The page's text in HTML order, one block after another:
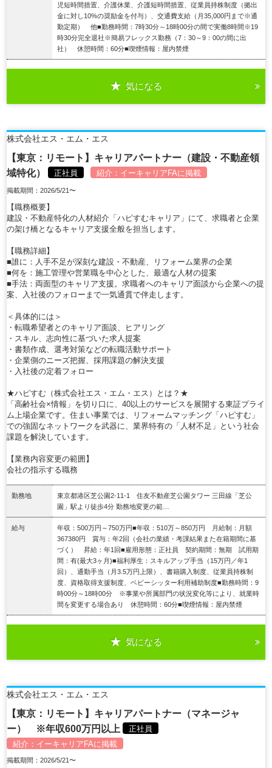
児短時間措置、介護休業、介護短時間措置、従業員持株制度（拠出
金に対し10%の奨励金を付与）、交通費支給（月35,000円まで※通
勤定期） 他■勤務時間：7時30分～18時00分の間で実働8時間※19
時30分完全退社※簡易フレックス勤務（7：30～9：00の間に出
社） 休憩時間：60分■喫煙情報：屋内禁煙
気になる
株式会社エス・エム・エス
【東京：リモート】キャリアパートナー（建設・不動産領
域特化）
正社員 紹介： イーキャリアFAに掲載
掲載期間：2026/5/21〜
【職務概要】
建設・不動産特化の人材紹介「ハピすむキャリア」にて、求職者と企業
の架け橋となるキャリア支援全般を担当します。
【職務詳細】
■誰に：人手不足が深刻な建設・不動産、リフォーム業界の企業
■何を：施工管理や営業職を中心とした、最適な人材の提案
■手法：両面型のキャリア支援。求職者へのキャリア面談から企業への提
案、入社後のフォローまで一気通貫で伴走します。
＜具体的には＞
・転職希望者とのキャリア面談、ヒアリング
・スキル、志向性に基づいた求人提案
・書類作成、選考対策などの転職活動サポート
・企業側のニーズ把握、採用課題の解決支援
・入社後の定着フォロー
★ハピすむ（株式会社エス・エム・エス）とは？★
「高齢社会×情報」を切り口に、40以上のサービスを展開する東証プライ
ム上場企業です。住まい事業では、リフォームマッチング「ハピすむ」
での強固なネットワークを武器に、業界特有の「人材不足」という社会
課題を解決しています。
【業務内容変更の範囲】
会社の指示する職務
勤務地
東京都港区芝公園2-11-1 住友不動産芝公園タワー 三田線「芝公
園」駅より徒歩4分 勤務地変更の範…
給与
年収：500万円～750万円■年収：510万～850万円 月給制：月額
367380円 賞与：年2回（会社の業績・考課結果また在籍期間に基
づく） 昇給：年1回■雇用形態：正社員 契約期間：無期 試用期
間：有(最大3ヶ月)■福利厚生：スキルアップ手当（15万円／年1
回）、通勤手当（月3.5万円上限）、書籍購入制度、従業員持株制
度、資格取得支援制度、ベビーシッター利用補助制度■勤務時間：9
時00分～18時00分 ※事業や所属部門の状況変化等により、就業時
間を変更する場合あり 休憩時間：60分■喫煙情報：屋内禁煙
気になる
株式会社エス・エム・エス
【東京：リモート】キャリアパートナー（マネージャ
ー） ※年収600万円以上
正社員
紹介： イーキャリアFAに掲載
掲載期間：2026/5/21〜